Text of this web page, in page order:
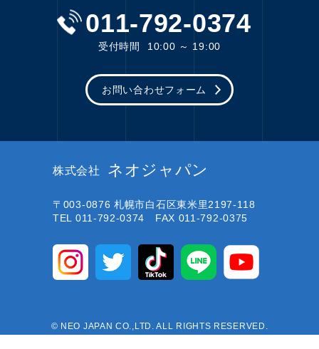
011-792-0374
受付時間 10:00 ～ 19:00
お問い合わせフォーム
株式会社 ネオジャパン
〒003-0876 札幌市白石区東米里2197-118
TEL 011-792-0374 FAX 011-792-0375
© NEO JAPAN CO.,LTD. ALL RIGHTS RESERVED.